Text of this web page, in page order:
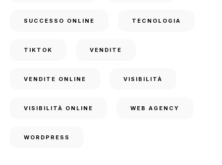
SUCCESSO ONLINE TECNOLOGIA
TIKTOK VENDITE
VENDITE ONLINE VISIBILITÀ
VISIBILITÀ ONLINE WEB AGENCY
WORDPRESS